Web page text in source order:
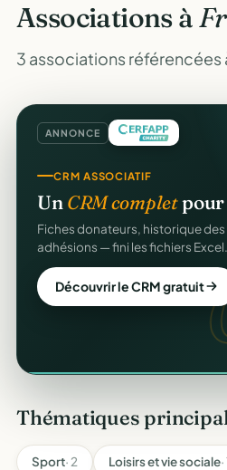
Associations à
3 associations référencées
ANNONCE
CRM ASSOCIATIF
Un CRM completpour
Fiches donateurs, historique
adhésions — fini les fichiers Excel.
Découvrir le CRM gratuit
Thématiques
Sport· 2 Loisirs et vie sociale